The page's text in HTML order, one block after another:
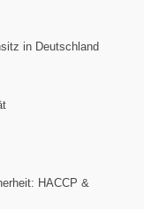
in Deutschland
HACCP &